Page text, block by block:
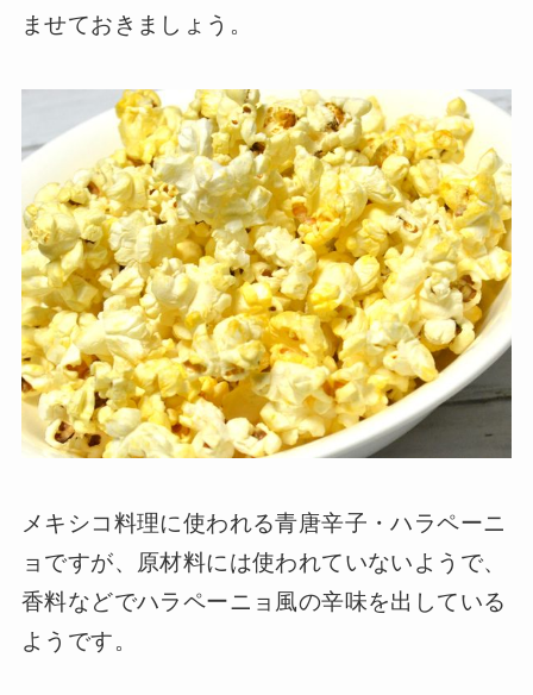
ませておきましょう。
メキシコ料理に使われる青唐辛子・ハラペーニ
ョですが、原材料には使われていないようで、
香料などでハラペーニョ風の辛味を出している
ようです。